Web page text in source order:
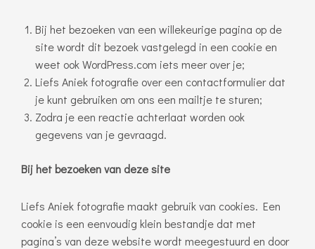
Bij het bezoeken van een willekeurige pagina op de
site wordt dit bezoek vastgelegd in een cookie en
weet ook WordPress.com iets meer over je;
Liefs Aniek fotografie over een contactformulier dat
je kunt gebruiken om ons een mailtje te sturen;
Zodra je een reactie achterlaat worden ook
gegevens van je gevraagd.
Bij het bezoeken van deze site
Liefs Aniek fotografie maakt gebruik van cookies. Een
cookie is een eenvoudig klein bestandje dat met
pagina’s van deze website wordt meegestuurd en door